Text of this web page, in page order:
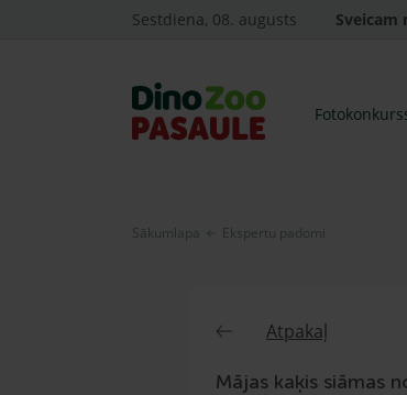
Sestdiena, 08. augusts Sveicam
Sākumlapa Ekspertu padomi
Atpakaļ
Mājas kaķis siāmas